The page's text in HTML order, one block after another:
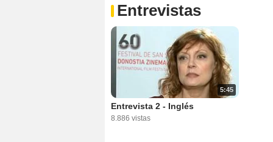
Entrevistas
5:45
Entrevista 2 - Inglés
8.886 vistas